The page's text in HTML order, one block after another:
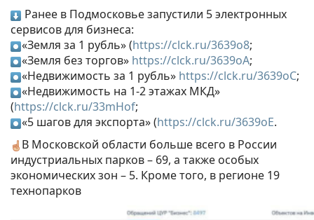
Ранее в Подмосковье запустили 5 электронных
сервисов для бизнеса:
«Земля за 1 рубль» (https://clck.ru/3639o8;
«Земля без торгов» https://clck.ru/3639oA;
«Недвижимость за 1 рубль» https://clck.ru/3639oC;
«Недвижимость на 1-2 этажах МКД»
(https://clck.ru/33mHof;
«5 шагов для экспорта» (https://clck.ru/3639oE.
В Московской области больше всего в России
индустриальных парков – 69, а также особых
экономических зон – 5. Кроме того, в регионе 19
технопарков